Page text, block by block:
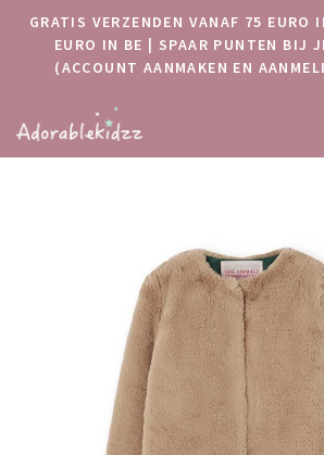
GRATIS VERZENDEN VANAF 75 EURO
EURO IN BE | SPAAR PUNTEN BIJ
(ACCOUNT AANMAKEN EN